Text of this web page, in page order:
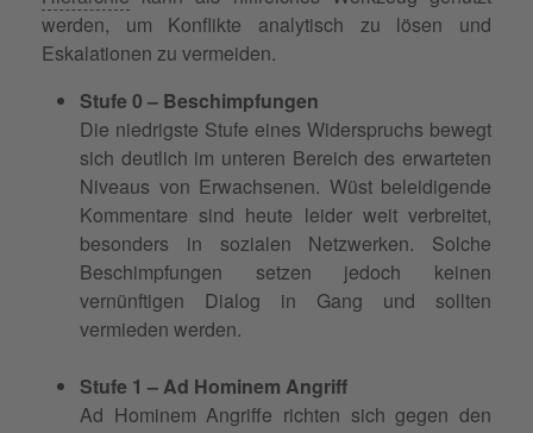
werden, um Konflikte analytisch zu lösen und
Eskalationen zu vermeiden.
Stufe 0 – Beschimpfungen
Die niedrigste Stufe eines Widerspruchs bewegt
sich deutlich im unteren Bereich des erwarteten
Niveaus von Erwachsenen. Wüst beleidigende
Kommentare sind heute leider weit verbreitet,
besonders in sozialen Netzwerken. Solche
Beschimpfungen setzen jedoch keinen
vernünftigen Dialog in Gang und sollten
vermieden werden.
Stufe 1 – Ad Hominem Angriff
Ad Hominem Angriffe richten sich gegen den